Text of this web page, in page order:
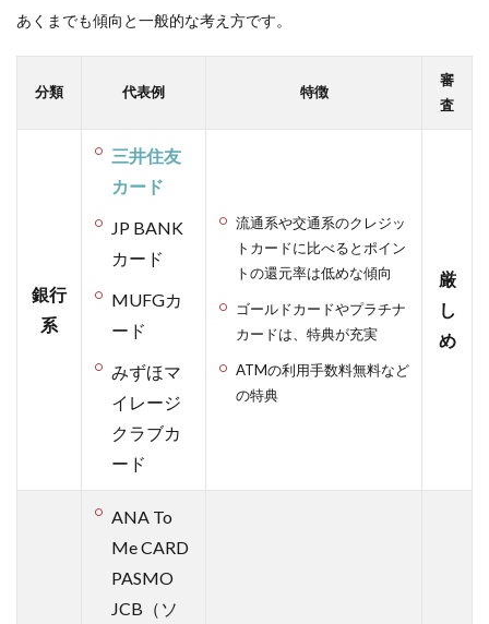
され
楽天
カー
ある
居し
と」
あくまでも傾向と一般的な考え方です。
分類 代表例 特徴
審
査
銀行
系
三井住友
カード
JP BANK
カード
MUFGカ
ード
みずほマ
イレージ
クラブカ
ード
流通系や交通系のクレジッ
トカードに比べるとポイン
トの還元率は低めな傾向
ゴールドカードやプラチナ
カードは、特典が充実
ATMの利用手数料無料など
の特典
厳
し
め
ANA To
Me CARD
PASMO
JCB（ソ